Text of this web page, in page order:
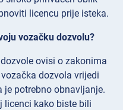
licencu prije isteka.
vozačku dozvolu?
ovisi o zakonima
dozvola vrijedi
je potrebno obnavljanje.
licenci kako biste bili